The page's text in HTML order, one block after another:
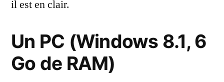
il est en clair.
Un PC (Windows 8.1, 6
Go de RAM)